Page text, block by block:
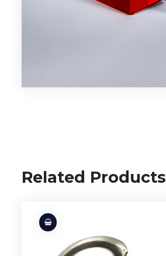
Related Products